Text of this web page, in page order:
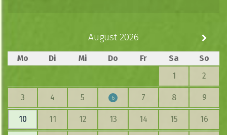
August 2026
Mo Di Mi Do Fr Sa
So
1
2
3 4 5 6 7 8 9
10 11 12 13 14 15 16